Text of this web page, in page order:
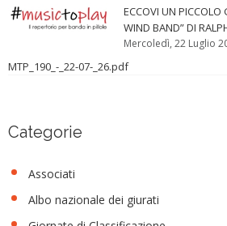
ECCOVI UN PICCOLO
WIND BAND” DI
Mercoledì, 22 Luglio
MTP_190_-_22-07-_26.pdf
Categorie
Associati
Albo nazionale dei giurati